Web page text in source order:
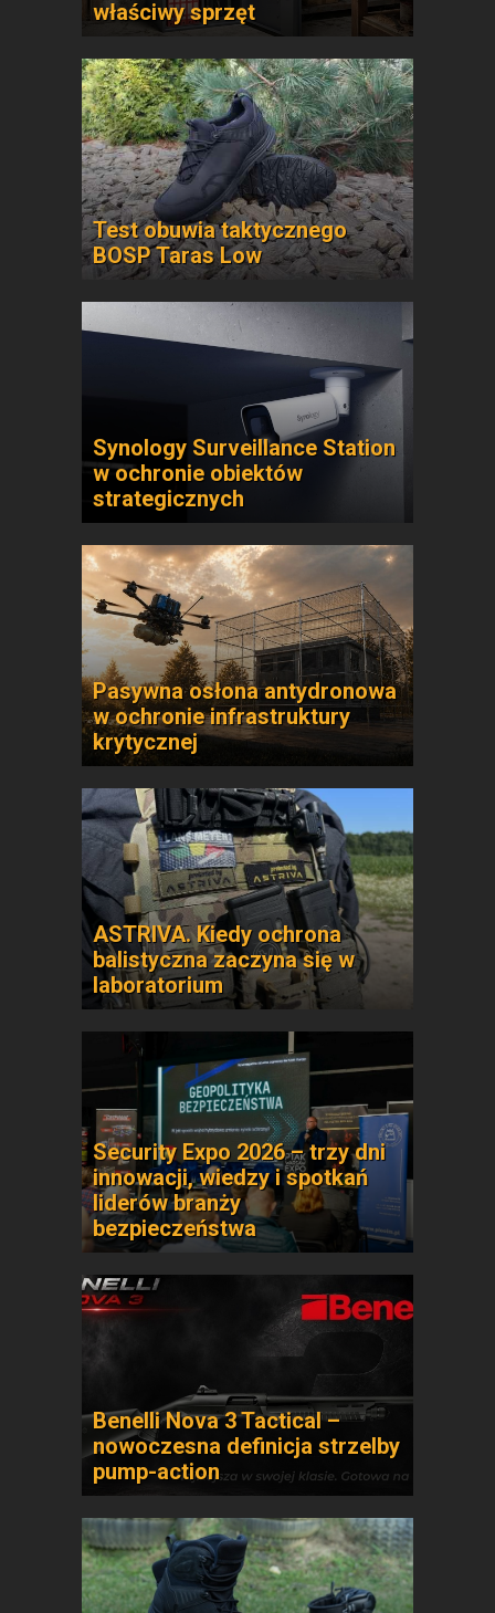
właściwy sprzęt
Test obuwia taktycznego
BOSP Taras Low
Synology Surveillance Station
w ochronie obiektów
strategicznych
Pasywna osłona antydronowa
w ochronie infrastruktury
krytycznej
ASTRIVA. Kiedy ochrona
balistyczna zaczyna się w
laboratorium
Security Expo 2026 – trzy dni
innowacji, wiedzy i spotkań
liderów branży
bezpieczeństwa
Benelli Nova 3 Tactical –
nowoczesna definicja strzelby
pump-action